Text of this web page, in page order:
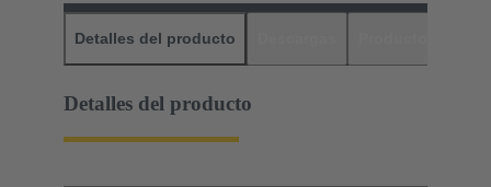
Detalles del producto
Detalles del producto